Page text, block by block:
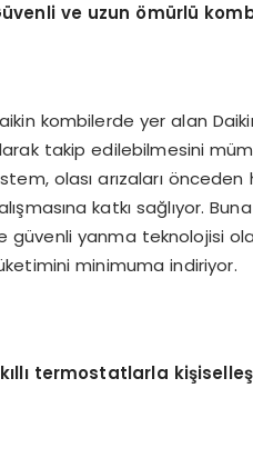
ve uzun ömürlü
kombilerde yer alan
takip edilebilmesini
olası arızaları
katkı sağlıyor.
güvenli yanma teknolojisi
minimuma indiriyor.
termostatlarla